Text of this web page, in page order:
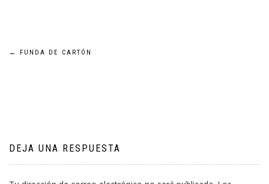
Navegación
← FUNDA DE CARTÓN
DEJA UNA RESPUESTA